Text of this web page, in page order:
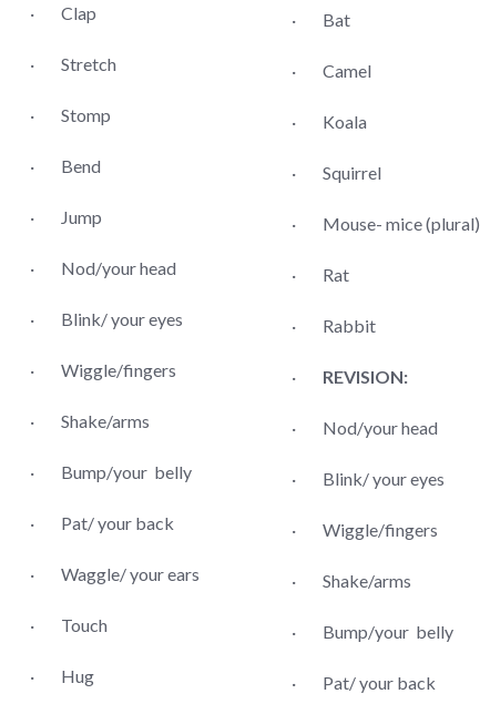
· Clap
· Stretch
· Stomp
· Bend
· Jump
· Nod/your head
· Blink/ your eyes
· Wiggle/fingers
· Shake/arms
· Bump/your belly
· Pat/ your back
· Waggle/ your ears
· Touch
· Hug
· Bat
· Camel
· Koala
· Squirrel
· Mouse- mice (plural)
· Rat
· Rabbit
· REVISION:
· Nod/your head
· Blink/ your eyes
· Wiggle/fingers
· Shake/arms
· Bump/your belly
· Pat/ your back